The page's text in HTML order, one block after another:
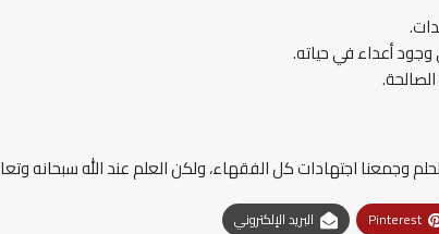
أعداء في حياته.
وجمعنا اجتهادات كل الفقهاء، ولكن العلم عند الله سبحانه
Pinterest البريد الإلكتروني